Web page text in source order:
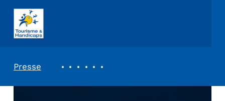
ASSOCIATION TOURISME ET HANDICAPS
Presse